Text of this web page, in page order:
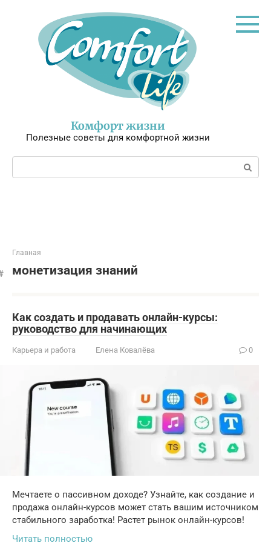
Комфорт жизни
Полезные советы для комфортной жизни
Поиск:
Главная
монетизация знаний
Как создать и продавать онлайн-курсы:
руководство для начинающих
Карьера и работа Елена Ковалёва 0
Мечтаете о пассивном доходе? Узнайте, как создание и
продажа онлайн-курсов может стать вашим источником
стабильного заработка! Растет рынок онлайн-курсов!
Читать полностью